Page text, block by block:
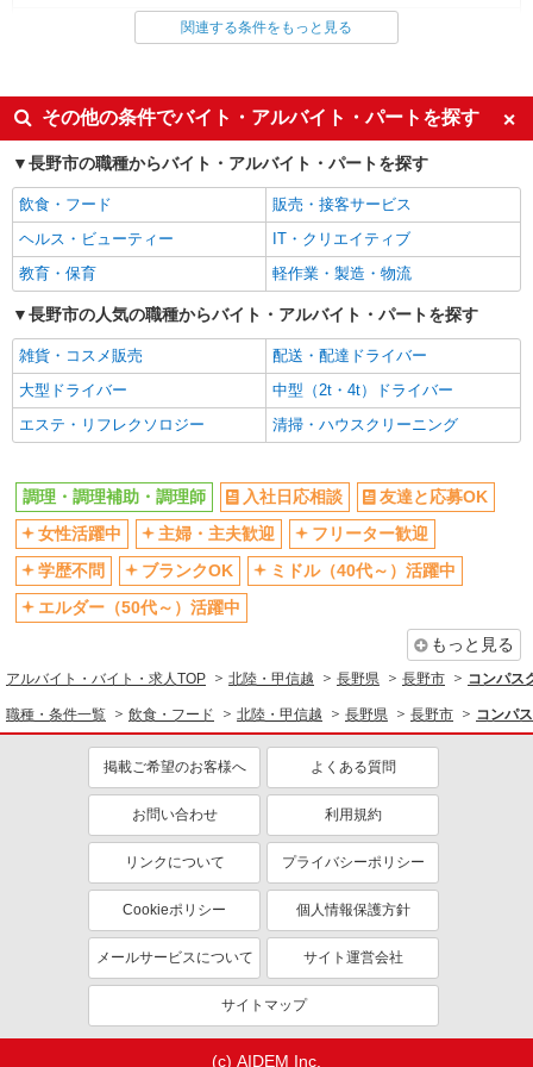
すき家の店舗スタッフ（接客・調理・清掃な
ど）
＋150円長野県長野市上松1-16-41
キープ 詳細を見る
アルバイト パート
丸亀製麺長野店
キッチン・ホールスタッフ
時給1150円〜 ☆土日祝は時給100円UP!! ☆22
時以降は時給25％UP（深夜割増有）
長野県長野市小島１１０－１１
キープ 詳細を見る
パーソルテンプスタッフ株式会社 上信コーディネートセンター（長
野）/26-0585750
［未経験スタート大歓迎］電話なし★お惣菜の
パック詰めや陳列☆
時給1450円
長野県長野市／最寄駅：長野駅 ≪車通勤可
≫ ■敷地内に駐車場あり（月1,100円）
詳細を見る
パーソルテンプスタッフ株式会社 上信コーディネートセンター（長
野）/26-0585788
［時短×未経験OK］8時〜12時まで★お惣菜の
パック詰め＠1450円
時給1450円
長野県長野市／最寄駅：長野駅 ≪車通勤可
≫ ■敷地内に駐車場あり（月1,100円）
キープ 詳細を見る
パーソルテンプスタッフ株式会社 上信コーディネートセンター（長
調理・調理補助・調理師
ミドル（40代～）活躍中
交通費支給
社会保険あり
社員登用あり
未経験歓迎
週2～3日勤務OK
深夜
車通勤OK
副業・WワークOK
まかない・食事補助
関連する条件をもっと見る
その他の条件でバイト・アルバイト・パートを探す
長野市の職種からバイト・アルバイト・パートを探す
飲食・フード
販売・接客サービス
ヘルス・ビューティー
IT・クリエイティブ
教育・保育
軽作業・製造・物流
長野市の人気の職種からバイト・アルバイト・パートを探す
雑貨・コスメ販売
配送・配達ドライバー
大型ドライバー
中型（2t・4t）ドライバー
エステ・リフレクソロジー
清掃・ハウスクリーニング
調理・調理補助・調理師 入社日応相談
友達と応募OK
女性活躍中
主婦・主夫歓迎
フリーター歓迎
学歴不問
ブランクOK
ミドル（40代～）活躍中
エルダー（50代～）活躍中
もっと見る
アルバイト・バイト・求人TOP 北陸・甲信越 長野県 長野市 コンパス
職種・条件一覧 飲食・フード 北陸・甲信越 長野県 長野市 コンパ
掲載ご希望のお客様へ よくある質問
お問い合わせ 利用規約
リンクについて プライバシーポリシー
Cookieポリシー 個人情報保護方針
メールサービスについて サイト運営会社
サイトマップ
(c) AIDEM Inc.